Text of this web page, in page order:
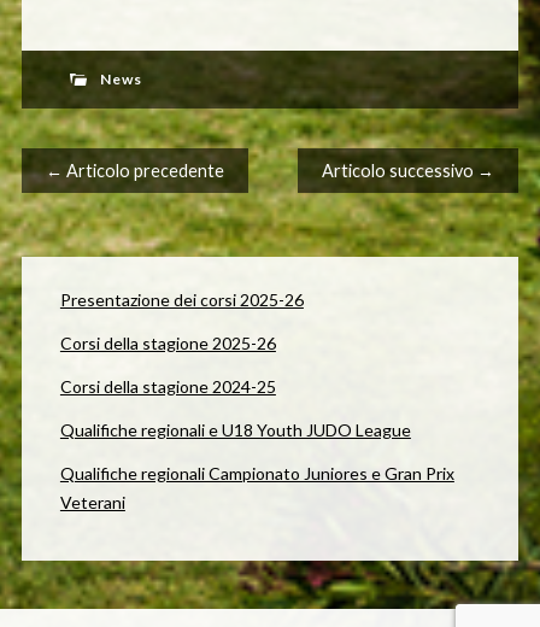
News
Navigazione articolo
← Articolo precedente Articolo successivo →
Presentazione dei corsi 2025-26
Corsi della stagione 2025-26
Corsi della stagione 2024-25
Qualifiche regionali e U18 Youth JUDO League
Qualifiche regionali Campionato Juniores e Gran Prix
Veterani